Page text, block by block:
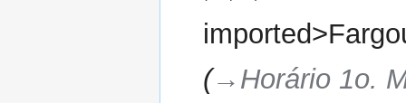
r
s
u →‎Horário 1o.